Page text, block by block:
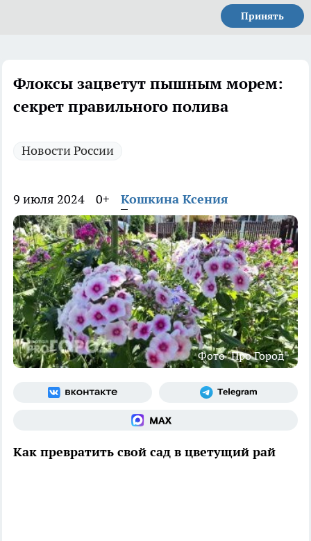
Принять
Флоксы зацветут пышным морем:
секрет правильного полива
Новости России
9 июля 2024 0+ Кошкина Ксения
Фото "Про Город"
Как превратить свой сад в цветущий рай